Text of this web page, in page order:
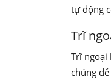
tự động
Trĩ
Trĩ ngoại
chúng